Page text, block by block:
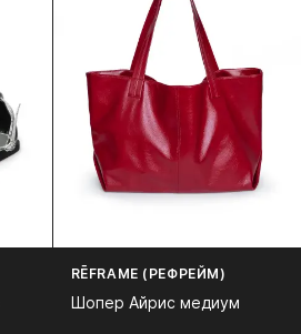
RĒFRAME (РЕФРЕЙМ)
Шопер Айрис медиум